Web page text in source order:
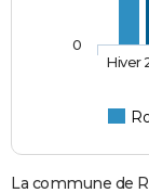
Hiver
0
La commune de